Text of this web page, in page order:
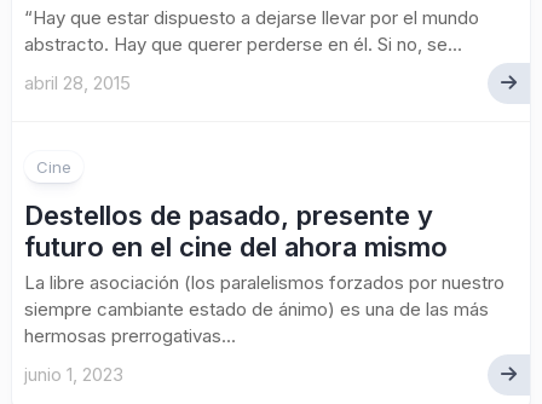
“Hay que estar dispuesto a dejarse llevar por el mundo
abstracto. Hay que querer perderse en él. Si no, se...
abril 28, 2015
Cine
Destellos de pasado, presente y
futuro en el cine del ahora mismo
La libre asociación (los paralelismos forzados por nuestro
siempre cambiante estado de ánimo) es una de las más
hermosas prerrogativas...
junio 1, 2023